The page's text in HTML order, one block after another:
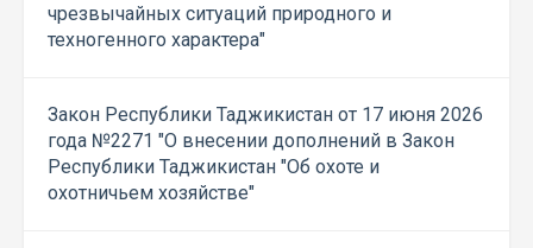
чрезвычайных ситуаций природного и
техногенного характера"
Закон Республики Таджикистан от 17 июня 2026
года №2271 "О внесении дополнений в Закон
Республики Таджикистан "Об охоте и
охотничьем хозяйстве"